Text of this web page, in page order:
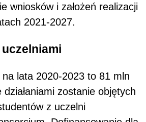
wniosków i założeń realizacji
2021-2027.
uczelniami
lata 2020-2023 to 81 mln
działaniami zostanie objętych
z uczelni